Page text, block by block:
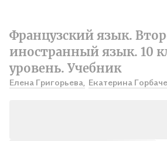
Французский язык.
иностранный язык. 10
уровень. Учебник
Елена Григорьева, Екатерина